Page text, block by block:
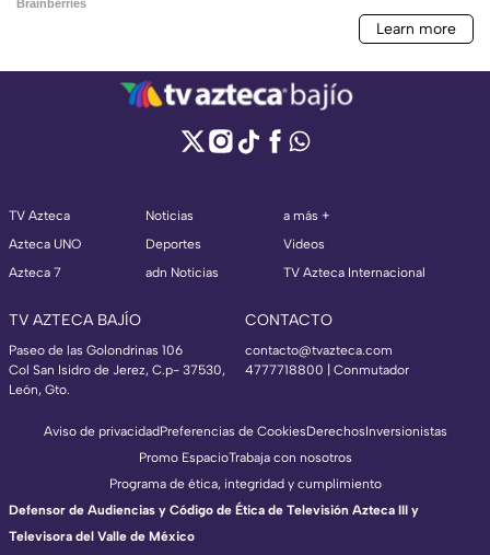
TV Azteca
Azteca UNO
Azteca 7
Noticias
Deportes
adn Noticias
a más +
Videos
TV Azteca Internacional
TV AZTECA BAJÍO
Paseo de las Golondrinas 106
Col San Isidro de Jerez, C.p- 37530,
León, Gto.
CONTACTO
contacto@tvazteca.com
4777718800 | Conmutador
Aviso de privacidadPreferencias de CookiesDerechosInversionistas
Promo EspacioTrabaja con nosotros
Programa de ética, integridad y cumplimiento
Defensor de Audiencias y Código de Ética de Televisión Azteca III y
Televisora del Valle de México